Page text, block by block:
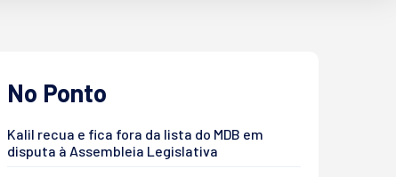
No Ponto
Kalil recua e fica fora da lista do MDB em
disputa à Assembleia Legislativa